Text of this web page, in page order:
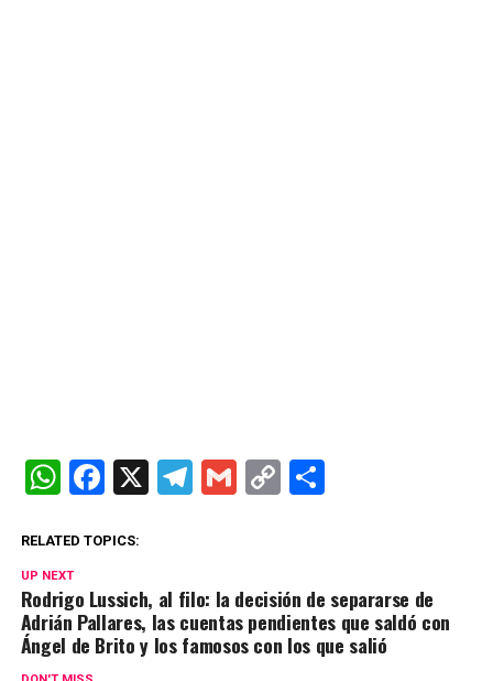
W
at
s
A
p
F
ce
o
o
X T
gr
a
m
G C
Li
n
k
C
ar
tir
RELATED TOPICS:
UP NEXT
Rodrigo Lussich, al filo: la decisión de separarse de
Adrián Pallares, las cuentas pendientes que saldó con
Ángel de Brito y los famosos con los que salió